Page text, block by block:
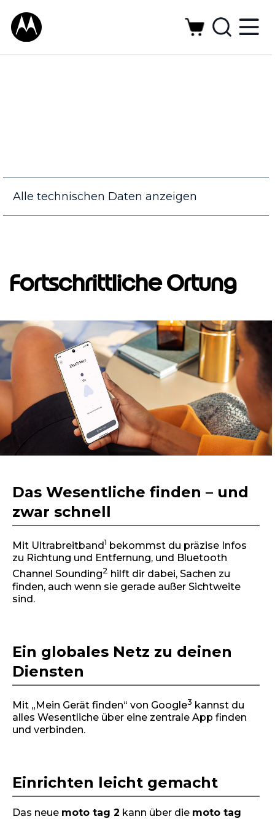
Alle technischen Daten anzeigen
Fortschrittliche Ortung
I
t
e
m
o
Das Wesentliche finden – und
zwar schnell
Mit Ultrabreitband1 bekommst du präzise Infos
zu Richtung und Entfernung, und Bluetooth
Channel Sounding2 hilft dir dabei, Sachen zu
finden, auch wenn sie gerade außer Sichtweite
sind.
Ein globales Netz zu deinen
Diensten
Mit „Mein Gerät finden“ von Google3 kannst du
alles Wesentliche über eine zentrale App finden
und verbinden.
Einrichten leicht gemacht
Das neue moto tag 2 kann über die moto tag